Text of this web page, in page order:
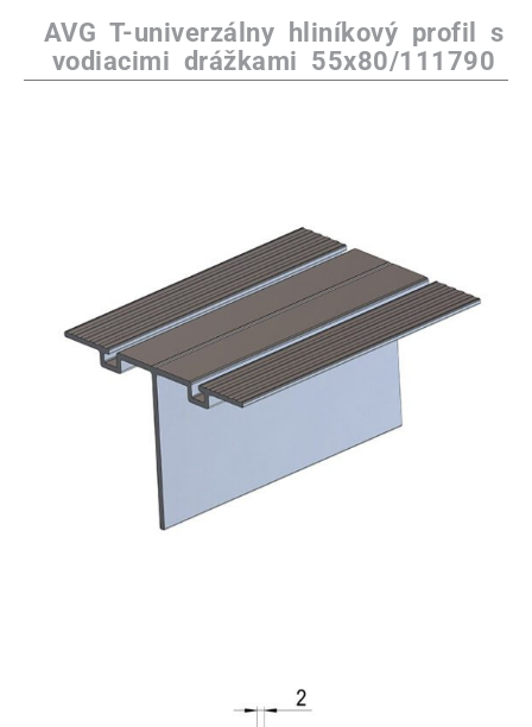
AVG T-univerzálny hliníkový profil s
vodiacimi drážkami 55x80/111790